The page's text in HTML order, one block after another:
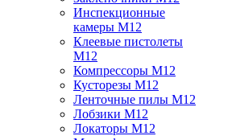
Инспекционные
камеры M12
Клеевые пистолеты
M12
Компрессоры M12
Кусторезы M12
Ленточные пилы M12
Лобзики M12
Локаторы M12